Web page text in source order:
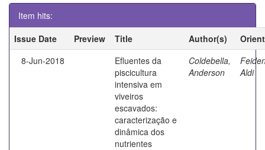
Item hits:
Issue Date
Preview Title Author(s)
8-Jun-2018
Efluentes da
piscicultura
intensiva em
viveiros
escavados:
caracterização e
dinâmica dos
nutrientes
Coldebella,
Anderson
Aldi